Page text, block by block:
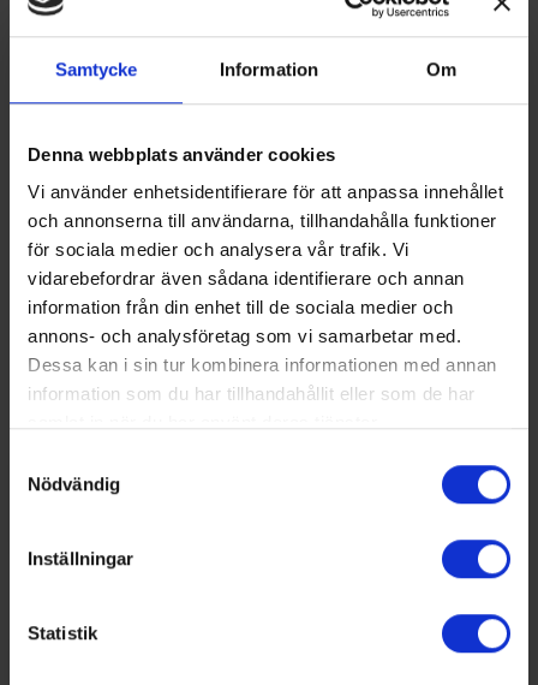
Samtycke Information Om
Denna webbplats använder cookies
Vi använder enhetsidentifierare för att anpassa innehållet
och annonserna till användarna, tillhandahålla funktioner
för sociala medier och analysera vår trafik. Vi
vidarebefordrar även sådana identifierare och annan
information från din enhet till de sociala medier och
annons- och analysföretag som vi samarbetar med.
Dessa kan i sin tur kombinera informationen med annan
information som du har tillhandahållit eller som de har
Nödvändig
Inställningar
Statistik
Medlemmar